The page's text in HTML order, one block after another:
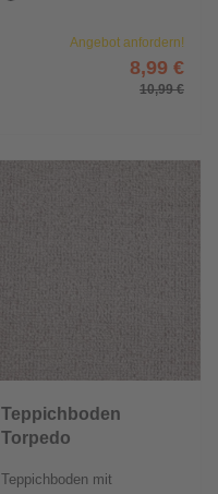
Angebot anfordern!
8,99 €
10,99 €
Teppichboden
Torpedo
Teppichboden mit